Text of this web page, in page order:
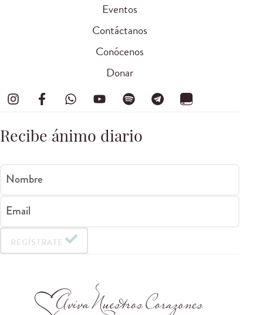
Eventos
Contáctanos
Conócenos
Donar
Recibe ánimo diario
Nombre
Email
REGÍSTRATE